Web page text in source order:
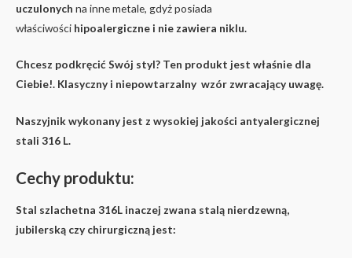
uczulonych na inne metale, gdyż posiada
właściwości hipoalergiczne i nie zawiera niklu.
Chcesz podkręcić Swój styl? Ten produkt jest właśnie dla
Ciebie!. Klasyczny i niepowtarzalny wzór zwracający uwagę.
Naszyjnik wykonany jest z wysokiej jakości antyalergicznej
stali 316 L.
Cechy produktu:
Stal szlachetna 316L inaczej zwana stalą nierdzewną,
jubilerską czy chirurgiczną jest: